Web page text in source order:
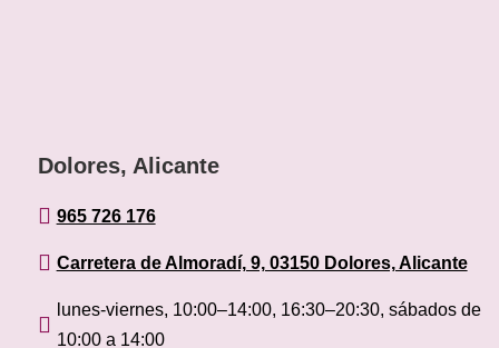
Dolores, Alicante
 965 726 176
 Carretera de Almoradí, 9, 03150 Dolores, Alicante

lunes-viernes, 10:00–14:00, 16:30–20:30, sábados de
10:00 a 14:00